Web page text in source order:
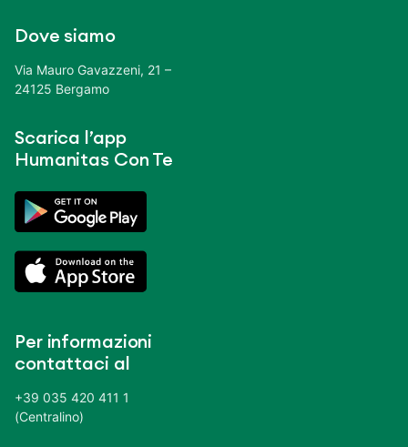
Dove siamo
Via Mauro Gavazzeni, 21 –
24125 Bergamo
Scarica l’app
Humanitas Con Te
Per informazioni
contattaci al
+39 035 420 411 1
(Centralino)